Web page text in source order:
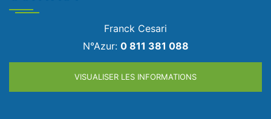
Franck Cesari
N°Azur: 0 811 381 088
VISUALISER LES INFORMATIONS